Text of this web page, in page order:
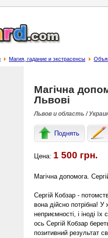
Магия, гадание и экстрасенсы
Магічна
Львові
Львов и область /
Поднять
Цена: 1 500 грн.
Магічна допомога.
Сергій Кобзар -
вона дійсно потрібна!
неприємності, і іноді
ось Сергій Кобзар
позитивний результат